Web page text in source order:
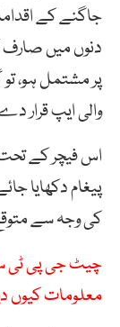
جاگنے کے
دنوں میں
پر مشتمل ہو،
والی ایپ قرار
اس فیچر کے
پیغام دکھایا
کی وجہ سے
چیٹ جی پی ٹی
معلومات کیوں